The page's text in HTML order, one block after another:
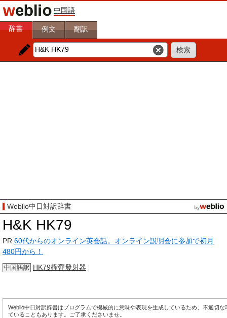
中国語
辞書 例文 翻訳
Weblio中日対訳辞書
H&K HK79
PR:60代からのオンライン英会話。オンライン説明会に参加で初月
480円から！
中国語訳 HK79榴彈發射器
Weblio中日対訳辞書はプログラムで機械的に意味や表現を生成しているため、不適切な
ていることもあります。ご了承くださいませ。